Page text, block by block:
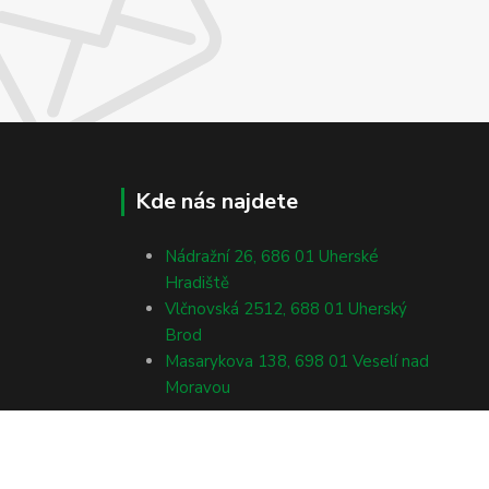
Kde nás najdete
Nádražní 26, 686 01 Uherské
Hradiště
Vlčnovská 2512, 688 01 Uherský
Brod
Masarykova 138, 698 01 Veselí nad
Moravou